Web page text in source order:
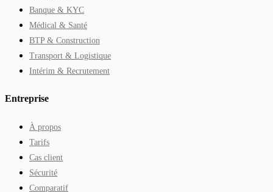
Banque & KYC
Médical & Santé
BTP & Construction
Transport & Logistique
Intérim & Recrutement
Entreprise
À propos
Tarifs
Cas client
Sécurité
Comparatif